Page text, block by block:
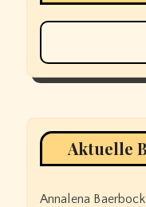
Aktuelle
Annalena